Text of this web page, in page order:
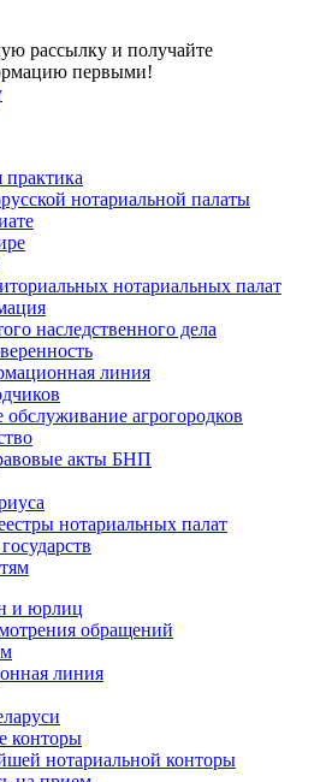
рассылку и получайте
первыми!
практика
нотариальной палаты
нотариальных палат
наследственного дела
линия
обслуживание агрогородков
акты БНП
нотариальных палат
и юрлиц
обращений
линия
конторы
нотариальной конторы